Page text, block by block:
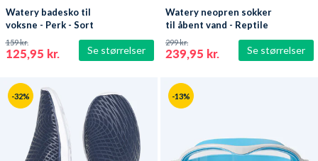
Se størrelser
Watery badesko til
voksne - Perk - Sort
125,95 kr.
159 kr.
Se størrelser
Watery neopren sokker
til åbent vand - Reptile
(3 mm) - Sort
239,95 kr.
299 kr.
-32% -13%